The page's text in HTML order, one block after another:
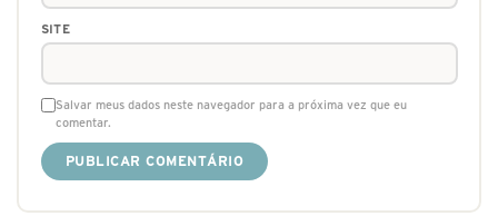
SITE
Salvar meus dados neste navegador para a próxima vez que eu
comentar.